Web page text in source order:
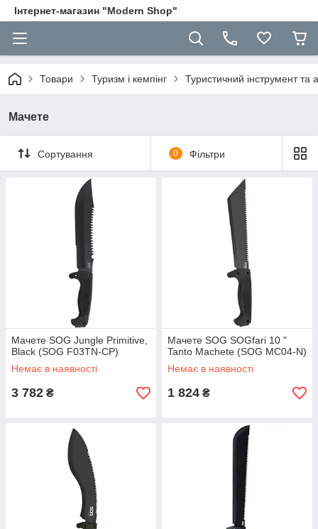
Інтернет-магазин "Modern Shop"
Товари Туризм і кемпінг Туристичний інструмент та
Мачете
Сортування 0 Фільтри
Мачете SOG Jungle Primitive,
Black (SOG F03TN-CP)
Немає в наявності
3 782 ₴
Мачете SOG SOGfari 10 "
Tanto Machete (SOG MC04-N)
Немає в наявності
1 824 ₴